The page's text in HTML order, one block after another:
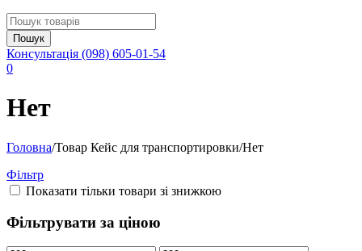
Консультація (098) 605-01-54
0
Нет
Головна/Товар Кейс для транспортировки/Нет
Фільтр
Показати тільки товари зі знижкою
Фільтрувати за ціною